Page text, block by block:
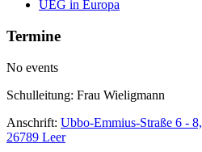
UEG in Europa
Termine
No events
Schulleitung: Frau Wieligmann
Anschrift: Ubbo-Emmius-Straße 6 - 8,
26789 Leer